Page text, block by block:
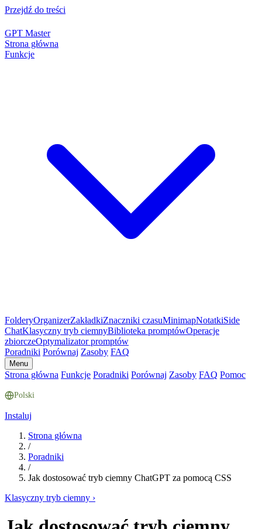
Przejdź do treści
GPT Master
Strona główna
Funkcje
FolderyOrganizerZakładkiZnaczniki czasuMinimapNotatkiSide
ChatKlasyczny tryb ciemnyBiblioteka promptówOperacje
zbiorczeOptymalizator promptów
Poradniki Porównaj Zasoby FAQ
Menu
Strona główna Funkcje Poradniki Porównaj Zasoby FAQ Pomoc
Polski
Instaluj
Strona główna
/
Poradniki
/
Jak dostosować tryb ciemny ChatGPT za pomocą CSS
Klasyczny tryb ciemny ›